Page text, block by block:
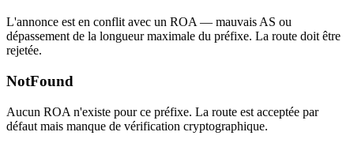
L'annonce est en conflit avec un ROA — mauvais AS ou
dépassement de la longueur maximale du préfixe. La route doit être
rejetée.
NotFound
Aucun ROA n'existe pour ce préfixe. La route est acceptée par
défaut mais manque de vérification cryptographique.